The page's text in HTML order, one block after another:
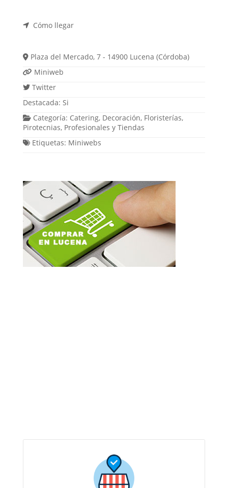
Cómo llegar
Plaza del Mercado, 7 - 14900 Lucena (Córdoba)
Miniweb
Twitter
Destacada:Si
Categoría: Catering, Decoración, Floristerías,
Pirotecnias, Profesionales y Tiendas
Etiquetas: Miniwebs